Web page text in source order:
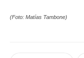
(Foto: Matías Tambone)